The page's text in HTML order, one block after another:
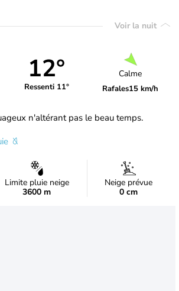
Voir la nuit
12°
Ressenti 11°
Calme
Rafales15 km/h
n'altérant pas le beau temps.
Limite pluie neige
3600 m
Neige prévue
0 cm